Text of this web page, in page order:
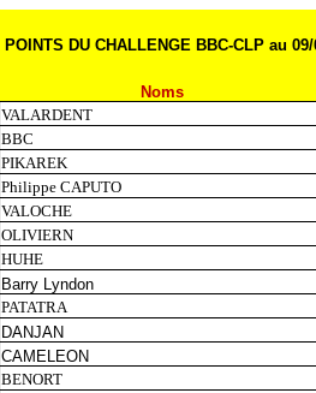
POINTS DU CHALLENGE BBC-CLP au 09/
Noms
VALARDENT
BBC
PIKAREK
Philippe CAPUTO
VALOCHE
OLIVIERN
HUHE
Barry Lyndon
PATATRA
DANJAN
CAMELEON
BENORT